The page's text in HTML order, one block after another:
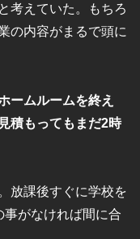
考えていた。もちろ
の内容がまるで頭に
ームルームを終え
積もってもまだ2時
放課後すぐに学校を
がなければ間に合